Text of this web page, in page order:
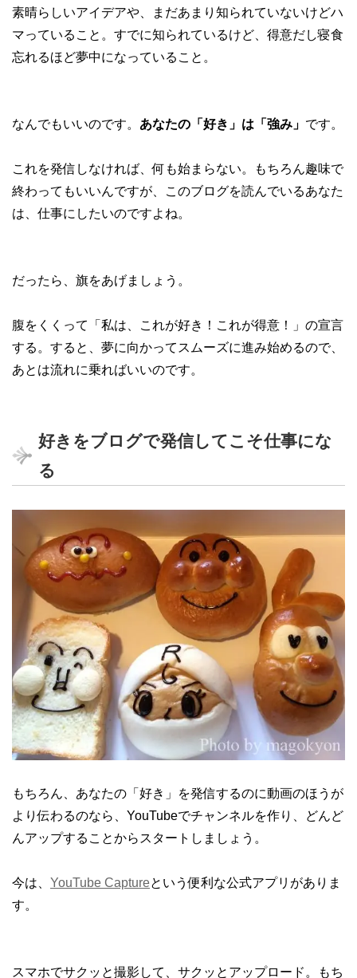
素晴らしいアイデアや、まだあまり知られていないけどハ
マっていること。すでに知られているけど、得意だし寝食
忘れるほど夢中になっていること。
なんでもいいのです。 あなたの「好き」は「強み」 です。
これを発信しなければ、何も始まらない。もちろん趣味で
終わってもいいんですが、このブログを読んでいるあなた
は、仕事にしたいのですよね。
だったら、旗をあげましょう。
腹をくくって「私は、これが好き！これが得意！」の宣言
する。すると、夢に向かってスムーズに進み始めるので、
あとは流れに乗ればいいのです。
好きをブログで発信してこそ仕事にな
る
もちろん、あなたの「好き」を発信するのに動画のほうが
より伝わるのなら、YouTubeでチャンネルを作り、どんど
んアップすることからスタートしましょう。
今は、 YouTube Captureという便利な公式アプリがありま
す。
スマホでサクッと撮影して、サクッとアップロード。もち